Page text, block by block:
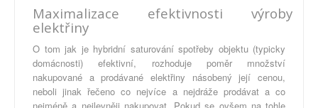
Maximalizace efektivnosti výroby
elektřiny
O tom jak je hybridní saturování spotřeby objektu (typicky
domácnosti) efektivní, rozhoduje poměr množství
nakupované a prodávané elektřiny násobený její cenou,
neboli jinak řečeno co nejvíce a nejdráže prodávat a co